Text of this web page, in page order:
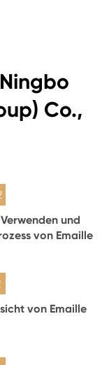
Co.,
und
von Emaille
von Emaille